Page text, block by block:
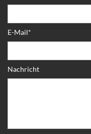
E-Mail*
Nachricht